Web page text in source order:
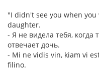
"I didn't see you when
daughter.
- Я не видела тебя,
отвечает дочь.
- Mi ne vidis vin, kiam vi
filino.